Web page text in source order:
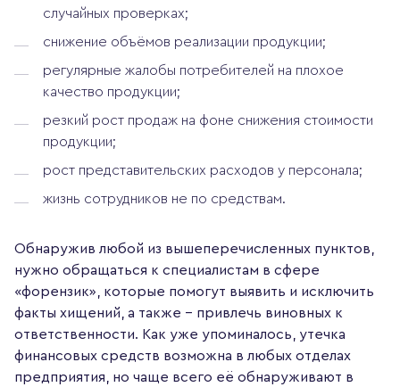
случайных проверках;
снижение объёмов реализации продукции;
регулярные жалобы потребителей на плохое
качество продукции;
резкий рост продаж на фоне снижения стоимости
продукции;
рост представительских расходов у персонала;
жизнь сотрудников не по средствам.
Обнаружив любой из вышеперечисленных пунктов,
нужно обращаться к специалистам в сфере
«форензик», которые помогут выявить и исключить
факты хищений, а также – привлечь виновных к
ответственности. Как уже упоминалось, утечка
финансовых средств возможна в любых отделах
предприятия, но чаще всего её обнаруживают в